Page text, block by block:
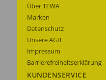
Über TEWA
Marken
Datenschutz
Unsere AGB
Impressum
Barrierefreiheitserklärung
KUNDENSERVICE